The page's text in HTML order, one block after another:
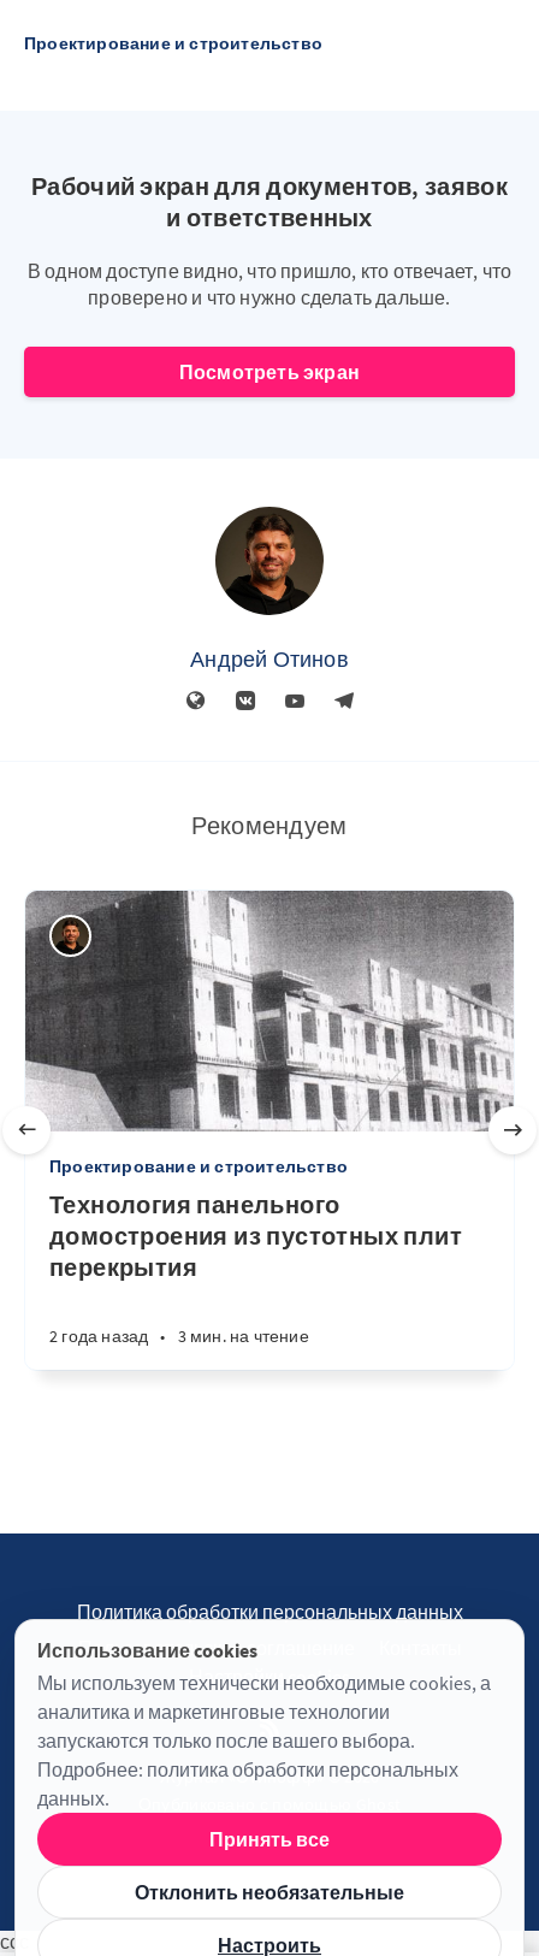
Проектирование и строительство
Рабочий экран для документов, заявок
и ответственных
В одном доступе видно, что пришло, кто отвечает, что
проверено и что нужно сделать дальше.
Посмотреть экран
Андрей Отинов
Рекомендуем
Проектирование и строительство
Технология панельного
домостроения из пустотных плит
перекрытия
2 года назад • 3 мин. на чтение
Использование cookies
Мы используем технически необходимые cookies, а
аналитика и маркетинговые технологии
запускаются только после вашего выбора.
Подробнее: политика обработки персональных
данных.
Принять все
Отклонить необязательные
Настроить
Политика обработки персональных данных
Пользовательское соглашение
Настройки cookies
Журнал «Отинофф» © 2026
Информация о лицензии JavaScript
ссс